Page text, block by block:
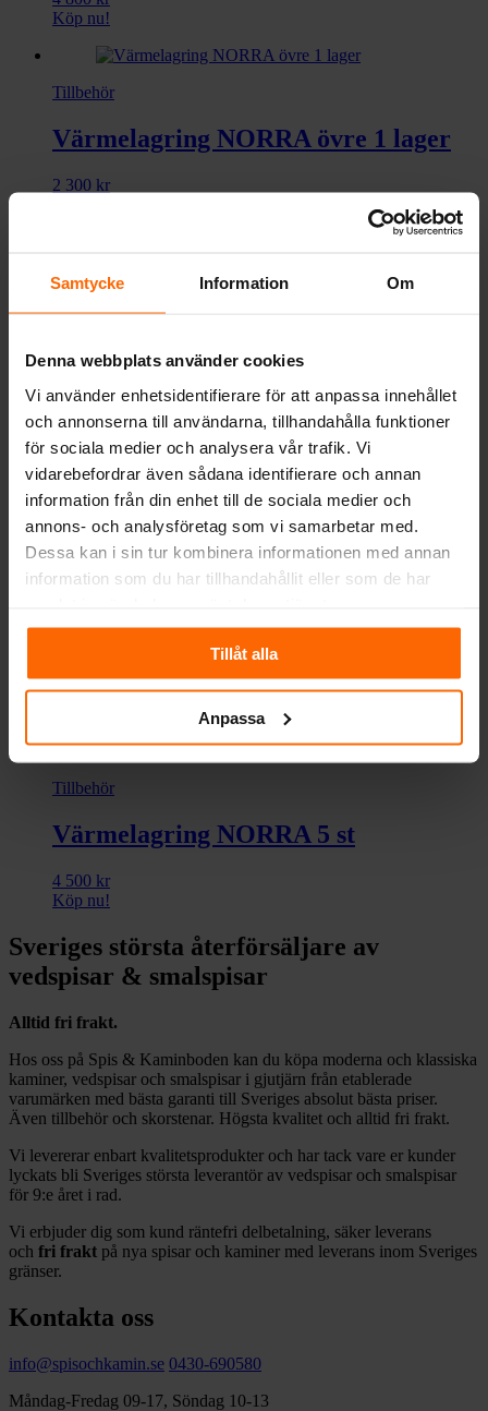
Samtycke Information Om
Denna webbplats använder cookies
Vi använder enhetsidentifierare för att anpassa innehållet
och annonserna till användarna, tillhandahålla funktioner
för sociala medier och analysera vår trafik. Vi
vidarebefordrar även sådana identifierare och annan
information från din enhet till de sociala medier och
annons- och analysföretag som vi samarbetar med.
Dessa kan i sin tur kombinera informationen med annan
information som du har tillhandahållit eller som de har
Tillåt alla
Anpassa
Köp nu!
Tillbehör
Värmelagring NORRA övre 1 lager
2 300 kr
Värmelagring
Värmelagringspaket
3 500kr
Köp nu!
Värmelagringspaket
6 900kr
Tillbehör
Värmelagring NORRA 5 st
4 500 kr
Köp nu!
Sveriges största återförsäljare av
vedspisar & smalspisar
Alltid fri frakt.
Hos oss på Spis & Kaminboden kan du köpa moderna och klassiska
kaminer, vedspisar och smalspisar i gjutjärn från etablerade
varumärken med bästa garanti till Sveriges absolut bästa priser.
Även tillbehör och skorstenar. Högsta kvalitet och alltid fri frakt.
Vi levererar enbart kvalitetsprodukter och har tack vare er kunder
lyckats bli Sveriges största leverantör av vedspisar och smalspisar
för 9:e året i rad.
Vi erbjuder dig som kund räntefri delbetalning, säker leverans
och fri frakt på nya spisar och kaminer med leverans inom Sveriges
gränser.
Kontakta oss
info@spisochkamin.se 0430-690580
Måndag-Fredag 09-17, Söndag 10-13